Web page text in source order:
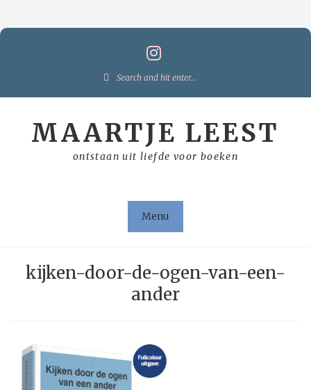
Search
MAARTJE LEEST
ontstaan uit liefde voor boeken
Menu
kijken-door-de-ogen-van-een-
ander